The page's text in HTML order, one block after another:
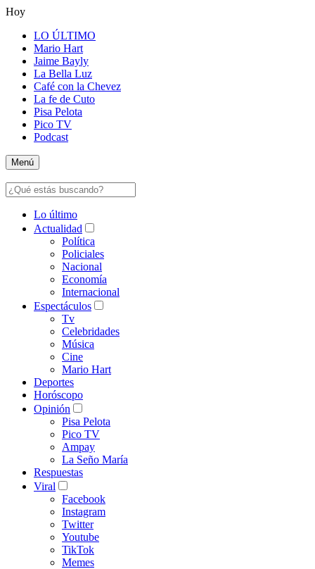
Hoy
LO ÚLTIMO
Mario Hart
Jaime Bayly
La Bella Luz
Café con la Chevez
La fe de Cuto
Pisa Pelota
Pico TV
Podcast
Menú
Lo último
Actualidad
Política
Policiales
Nacional
Economía
Internacional
Espectáculos
Tv
Celebridades
Música
Cine
Mario Hart
Deportes
Horóscopo
Opinión
Pisa Pelota
Pico TV
Ampay
La Seño María
Respuestas
Viral
Facebook
Instagram
Twitter
Youtube
TikTok
Memes